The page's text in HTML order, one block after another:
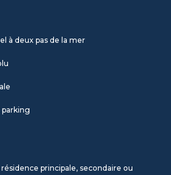
à deux pas de la mer
parking
principale, secondaire ou